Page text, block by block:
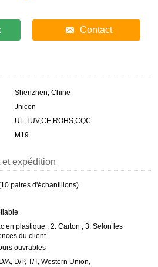
Contact
Shenzhen, Chine
Jnicon
UL,TUV,CE,ROHS,CQC
M19
expédition
paires d'échantillons)
en plastique ; 2. Carton ; 3. Selon les
du client
ouvrables
A, D/P, T/T, Western Union,